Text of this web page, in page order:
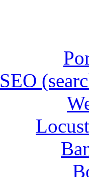
SEO